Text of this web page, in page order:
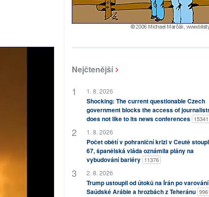
Nejčtenější
1. 8. 2026
Shocking: The current questionable Czech
government blocks the access of
does not like to its news conferences 15341
1. 8. 2026
Počet obětí v pohraniční krizi v Ceutě
67, španělská vláda oznámila plány na
vybudování bariéry 11376
2. 8. 2026
Trump ustoupil od útoků na Írán po
Saúdské Arábie a hrozbách z Teheránu